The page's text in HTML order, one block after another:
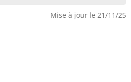
Mise à jour le 21/11/25